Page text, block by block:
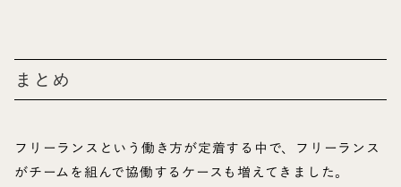
まとめ
フリーランスという働き方が定着する中で、フリーランス
がチームを組んで協働するケースも増えてきました。